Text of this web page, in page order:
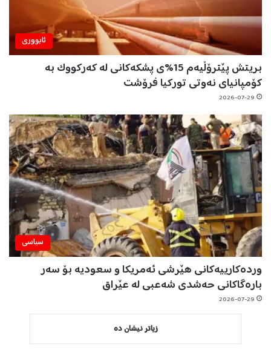
ئابووری
بریتش پێترۆڵیەم 15%ی پشکەکانی لە کەرکووک بە
کۆمپانیای نەوتی تورکیا فرۆشت
2026-07-29
سیاسی
وردەکارییەکانی هێرشی ئەمریکا و سعودیە بۆ سەر
بارەگاکانی حەشدی شەعبی لە عێراق
2026-07-29
زیاتر نیشان دە